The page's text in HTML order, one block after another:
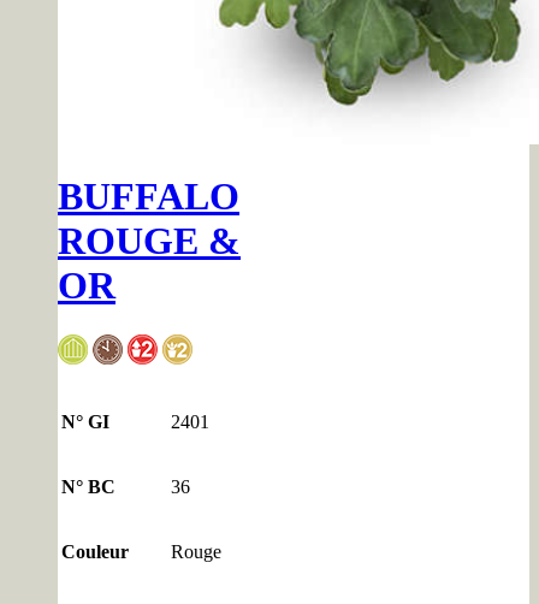
BUFFALO
ROUGE &
OR
N° GI 2401
N° BC 36
Couleur Rouge